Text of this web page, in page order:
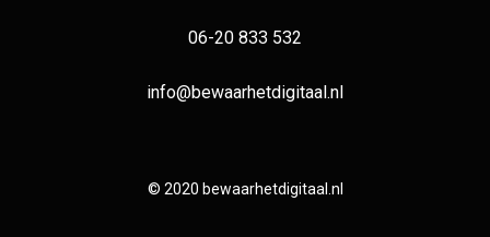
06-20 833 532
info@bewaarhetdigitaal.nl
© 2020 bewaarhetdigitaal.nl